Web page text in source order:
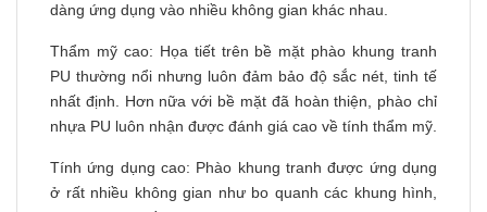
dàng ứng dụng vào nhiều không gian khác nhau.
Thẩm mỹ cao: Họa tiết trên bề mặt phào khung tranh
PU thường nổi nhưng luôn đảm bảo độ sắc nét, tinh tế
nhất định. Hơn nữa với bề mặt đã hoàn thiện, phào chỉ
nhựa PU luôn nhận được đánh giá cao về tính thẩm mỹ.
Tính ứng dụng cao: Phào khung tranh được ứng dụng
ở rất nhiều không gian như bo quanh các khung hình,